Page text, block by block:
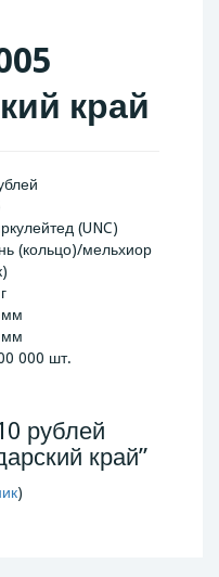
край
(UNC)
(кольцо)/мельхиор
мм
мм
000 шт.
рублей
край”
)